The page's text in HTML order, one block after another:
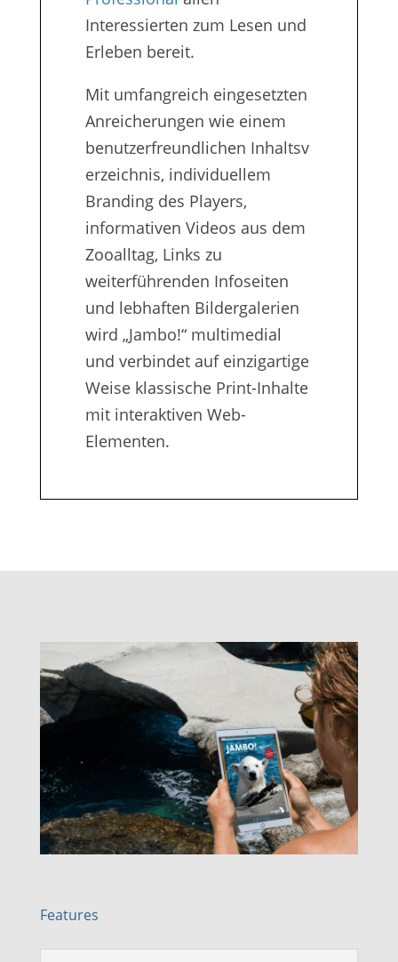
Interessierten zum Lesen und
Erleben bereit.
Mit umfangreich eingesetzten
Anreicherungen wie einem
benutzerfreundlichen Inhaltsv
erzeichnis, individuellem
Branding des Players,
informativen Videos aus dem
Zooalltag, Links zu
weiterführenden Infoseiten
und lebhaften Bildergalerien
wird „Jambo!“ multimedial
und verbindet auf einzigartige
Weise klassische Print-Inhalte
mit interaktiven Web-
Elementen.
Features